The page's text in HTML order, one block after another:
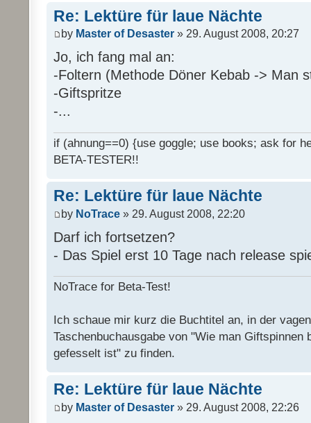
Re: Lektüre für laue Nächte
by Master of Desaster » 29. August 2008, 20:27
Jo, ich fang mal an:
-Foltern (Methode Döner Kebab -> Man
-Giftspritze
-...
if (ahnung==0) {use goggle; use books; ask for
BETA-TESTER!!
Re: Lektüre für laue Nächte
by NoTrace » 29. August 2008, 22:20
Darf ich fortsetzen?
- Das Spiel erst 10 Tage nach release
NoTrace for Beta-Test!
Ich schaue mir kurz die Buchtitel an, in der
Taschenbuchausgabe von "Wie man Giftspinnen
gefesselt ist" zu finden.
Re: Lektüre für laue Nächte
by Master of Desaster » 29. August 2008, 22:26